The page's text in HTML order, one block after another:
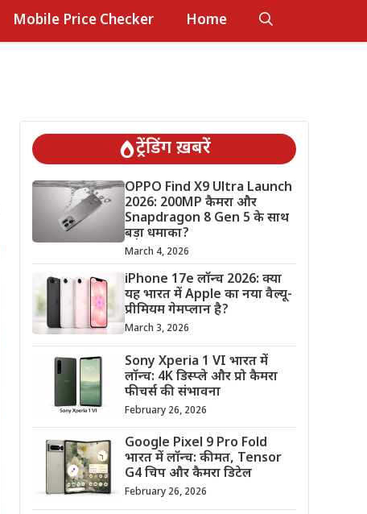
Mobile Price Checker Home
ट्रेंडिंग ख़बरें
OPPO Find X9 Ultra Launch
2026: 200MP कैमरा और
Snapdragon 8 Gen 5 के साथ
बड़ा धमाका?
March 4, 2026
iPhone 17e लॉन्च 2026: क्या
यह भारत में Apple का नया वैल्यू-
प्रीमियम गेमप्लान है?
March 3, 2026
Sony Xperia 1 VI भारत में
लॉन्च: 4K डिस्प्ले और प्रो कैमरा
फीचर्स की संभावना
February 26, 2026
Google Pixel 9 Pro Fold
भारत में लॉन्च: कीमत, Tensor
G4 चिप और कैमरा डिटेल
February 26, 2026